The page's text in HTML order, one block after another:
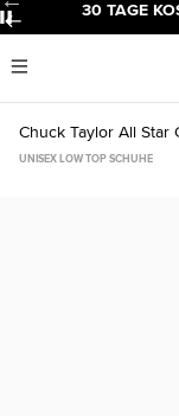
Pause 30 TAGE
Menu
Chuck Taylor All Star
UNISEX LOW TOP SCHUHE